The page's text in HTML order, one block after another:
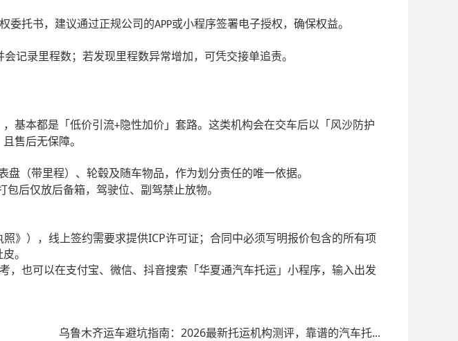
委托书，建议通过正规公司的APP或小程序签署电子授权，确保权益。
会记录里程数；若发现里程数异常增加，可凭交接单追责。
，基本都是「低价引流+隐性加价」套路。这类机构会在交车后以「风沙防护
售后无保障。
盘（带里程）、轮毂及随车物品，作为划分责任的唯一依据。
后仅放后备箱，驾驶位、副驾禁止放物。
》），线上签约需要求提供ICP许可证；合同中必须写明报价包含的所有项
。
，也可以在支付宝、微信、抖音搜索「华夏通汽车托运」小程序，输入出发
乌鲁木齐运车避坑指南：2026最新托运机构测评，靠谱的汽车托...